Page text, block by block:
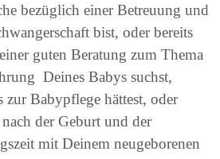
bezüglich einer Betreuung und
bist, oder bereits
guten Beratung zum Thema
Deines Babys suchst,
Babypflege hättest, oder
der Geburt und der
mit Deinem neugeborenen